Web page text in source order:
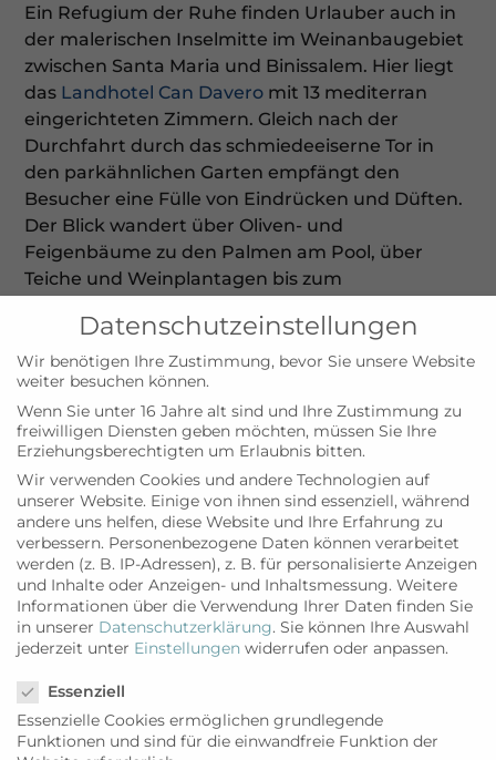
Ein Refugium der Ruhe finden Urlauber auch in
der malerischen Inselmitte im Weinanbaugebiet
zwischen Santa Maria und Binissalem. Hier liegt
das Landhotel Can Davero mit 13 mediterran
eingerichteten Zimmern. Gleich nach der
Durchfahrt durch das schmiedeeiserne Tor in
den parkähnlichen Garten empfängt den
Besucher eine Fülle von Eindrücken und Düften.
Der Blick wandert über Oliven- und
Feigenbäume zu den Palmen am Pool, über
Teiche und Weinplantagen bis zum
Urlauber im romantischen Garten des Hotels mit
großzügigen Liegeflächen, idyllisch an den
Teichen oder im Poolbereich; an kühleren Tagen
auch in der Sauna. Für Aktivurlauber ist das
Landhotel ein idealer Ausgangspunkt, um die
Insel mit dem Rad oder als Wanderer zu
erkunden. Mehrere Golfplätze befinden sich in
der Nähe. Die schönsten feinsandigen Strände
sind in 20 – 30, die Metropole Palma in 15 – 20
Autominuten zu erreichen.
Datenschutzeinstellungen
Wir benötigen Ihre Zustimmung, bevor Sie unsere Website
weiter besuchen können.
Wenn Sie unter 16 Jahre alt sind und Ihre Zustimmung zu
freiwilligen Diensten geben möchten, müssen Sie Ihre
Erziehungsberechtigten um Erlaubnis bitten.
Wir verwenden Cookies und andere Technologien auf
unserer Website. Einige von ihnen sind essenziell, während
andere uns helfen, diese Website und Ihre Erfahrung zu
verbessern. Personenbezogene Daten können verarbeitet
werden (z. B. IP-Adressen), z. B. für personalisierte Anzeigen
und Inhalte oder Anzeigen- und Inhaltsmessung. Weitere
Informationen über die Verwendung Ihrer Daten finden Sie
in unserer Datenschutzerklärung. Sie können Ihre Auswahl
jederzeit unter Einstellungen widerrufen oder anpassen.
Essenziell
Essenzielle Cookies ermöglichen grundlegende
Funktionen und sind für die einwandfreie Funktion der